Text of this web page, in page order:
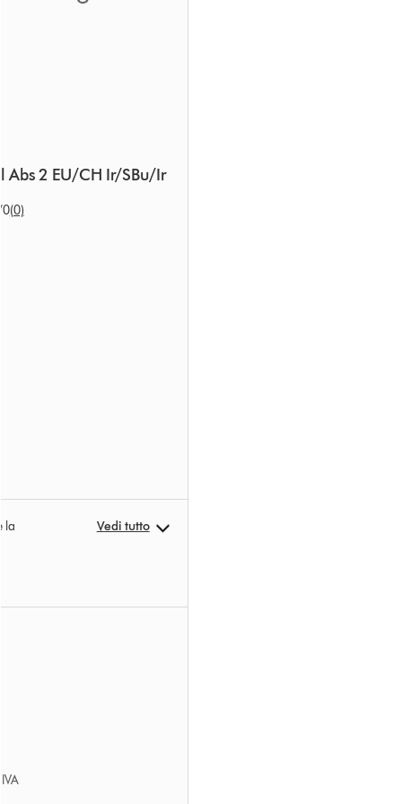
Abs 2 EU/CH Ir/SBu/Ir
(0)
la Vedi tutto